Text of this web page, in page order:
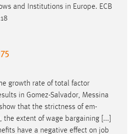
and Institutions in Europe. ECB
growth rate of total factor
in Gomez-Salvador, Messina
that the strictness of em-
extent of wage bargaining [...]
have a negative effect on job